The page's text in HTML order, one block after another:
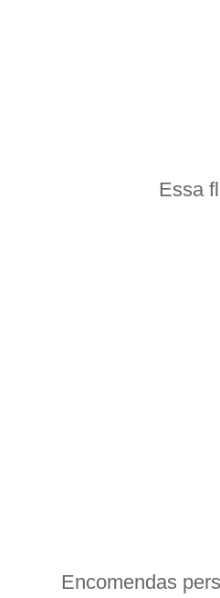
Essa
Encomendas